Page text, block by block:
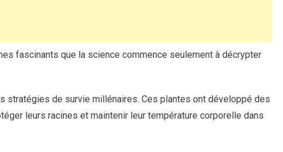
fascinants que la science commence seulement à décrypter
stratégies de survie millénaires. Ces plantes ont développé des
leurs racines et maintenir leur température corporelle dans